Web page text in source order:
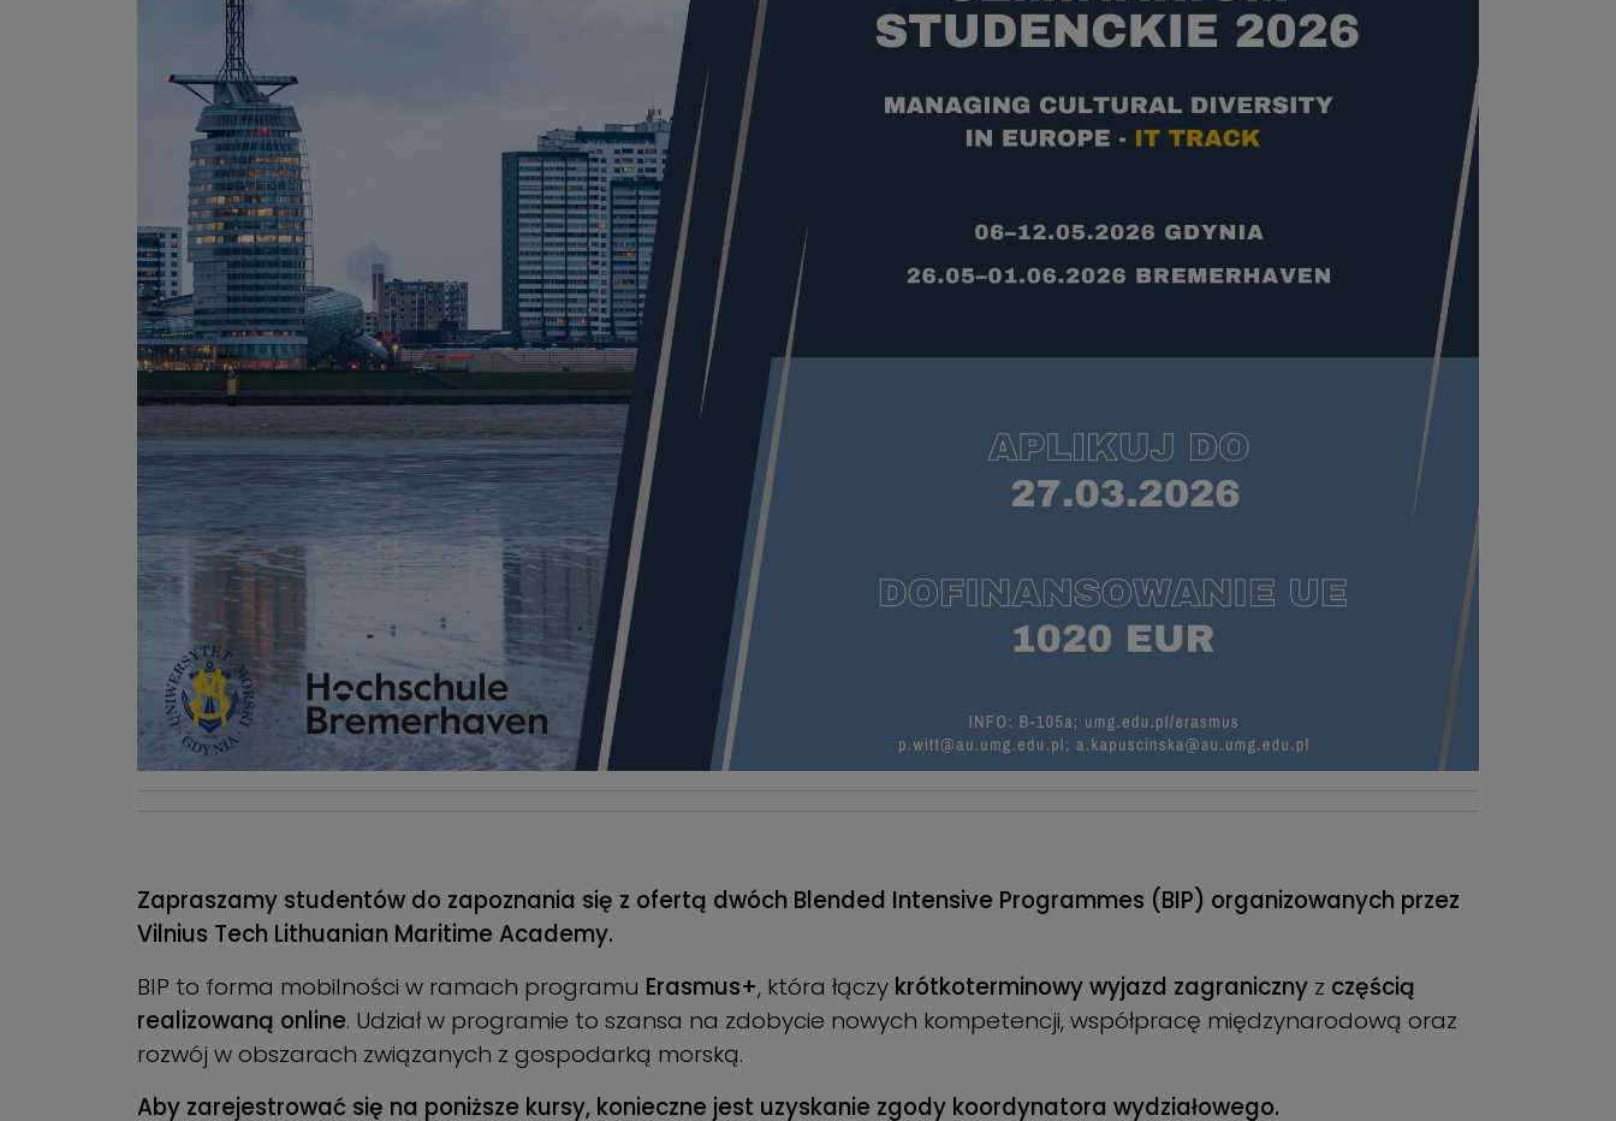
Zapraszamy studentów do zapoznania się z ofertą dwóch Blended Intensive Programmes (BIP) organizowanych przez
Vilnius Tech Lithuanian Maritime Academy.
BIP to forma mobilności w ramach programu Erasmus+, która łączy krótkoterminowy wyjazd zagraniczny z częścią
realizowaną online. Udział w programie to szansa na zdobycie nowych kompetencji, współpracę międzynarodową oraz
rozwój w obszarach związanych z gospodarką morską.
Aby zarejestrować się na poniższe kursy, konieczne jest uzyskanie zgody koordynatora wydziałowego.